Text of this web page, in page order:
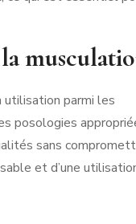
utilisation parmi les
posologies
sans
et d’une